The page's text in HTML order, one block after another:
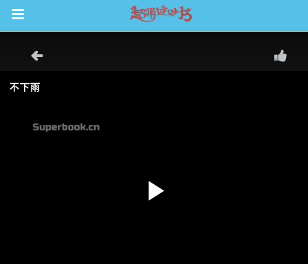
Return to Content